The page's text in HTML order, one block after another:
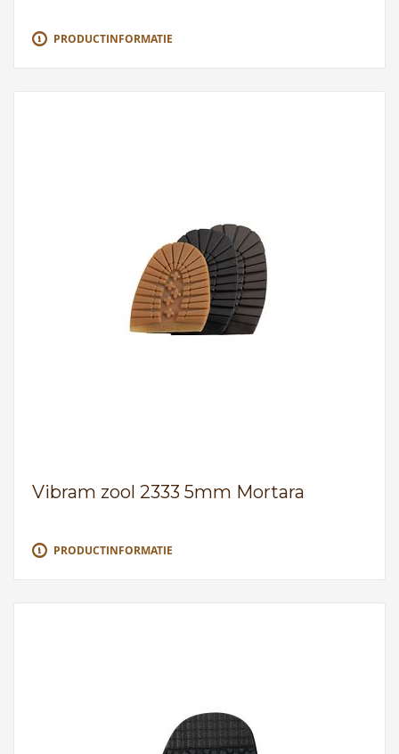
PRODUCTINFORMATIE
Vibram zool 2333 5mm Mortara
PRODUCTINFORMATIE